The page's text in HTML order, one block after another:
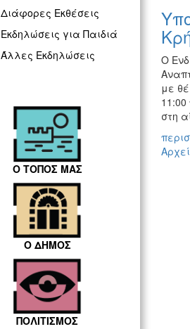
Διάφορες Εκθέσεις
Εκδηλώσεις για Παιδιά
Άλλες Εκδηλώσεις
Ο ΤΟΠΟΣ ΜΑΣ
Ο ΔΗΜΟΣ
ΠΟΛΙΤΙΣΜΟΣ
Ο
με
11:00
στη